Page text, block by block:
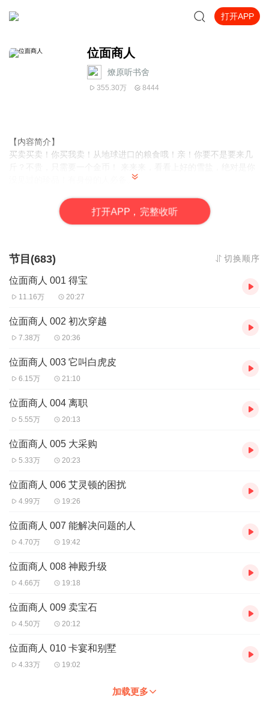
打开APP
位面商人
燎原听书舍
355.30万 8444
【内容简介】
买卖买卖！你买我卖！从地球进口的粮食哦！亲！你要不是要来几
没见过的珍品！有身份的人必备。
主播：燎原听书舍
【购买须知】
1、本作品为付费有声书，前112集为免费试听，购买成功后，即可
2、版权归原作者所有，严禁翻录成任何形式，严禁在任何第三方平
面分享至微信内使用微信支付完成购买。
4、在购买过程中，如果您有任何问题，可以按以下步骤咨询在线客
服：
客服
第二步：如果您无法联系上APP内在线客服，可关注【喜马拉雅付
第三步：如果在线客服都未取得联系，也可拨打客服电话：400-
838-5616
打开APP，完整收听
节目(683) 切换顺序
位面商人 001 得宝
11.16万 20:27
位面商人 002 初次穿越
7.38万 20:36
位面商人 003 它叫白虎皮
6.15万 21:10
位面商人 004 离职
5.55万 20:13
位面商人 005 大采购
5.33万 20:23
位面商人 006 艾灵顿的困扰
4.99万 19:26
位面商人 007 能解决问题的人
4.70万 19:42
位面商人 008 神殿升级
4.66万 19:18
位面商人 009 卖宝石
4.50万 20:12
位面商人 010 卡宴和别墅
4.33万 19:02
加载更多